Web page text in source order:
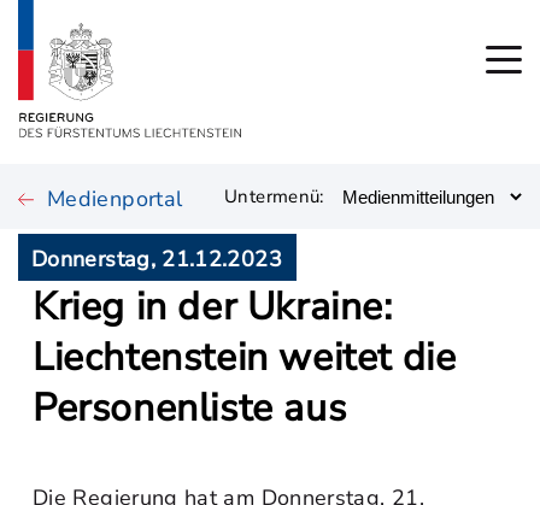
Medienportal Untermenü:
Donnerstag, 21.12.2023
Krieg in der Ukraine:
Liechtenstein weitet die
Personenliste aus
Die Regierung hat am Donnerstag, 21.